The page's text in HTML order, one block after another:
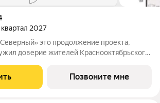
квартал 2027
проекта,
доверие жителей Краснооктябрьского
и комфортную среду для
создан с учетом
Позвоните мне